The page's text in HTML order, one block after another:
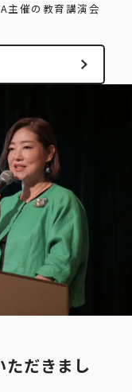
主催の教育講演会
ただきまし